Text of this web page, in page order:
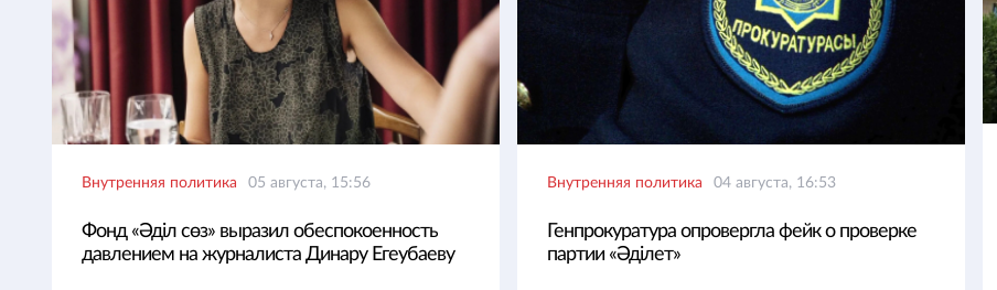
Внутренняя политика 05 августа, 15:56
Фонд «Әділ сөз» выразил обеспокоенность
давлением на журналиста Динару Егеубаеву
Внутренняя политика 04 августа, 16:53
Генпрокуратура опровергла фейк о проверке
партии «Әділет»